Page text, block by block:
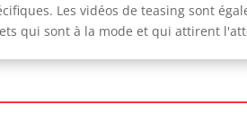
Les vidéos de teasing sont
qui sont à la mode et qui attirent